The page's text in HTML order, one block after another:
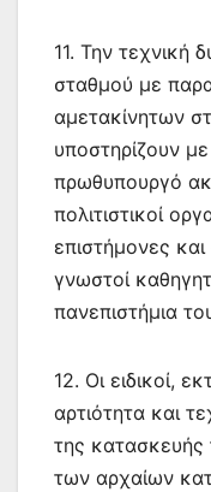
11. Την τεχνική
σταθμού με
αμετακίνητων
υποστηρίζουν
πρωθυπουργό
πολιτιστικοί
επιστήμονες
γνωστοί
πανεπιστήμια
12. Οι ειδικοί,
αρτιότητα και
της
των αρχαίων